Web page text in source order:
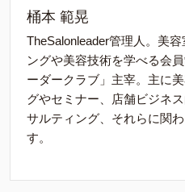
桶本 範晃
TheSalonleader管理人。美
ングや美容技術を学べる会
ーダークラブ」主宰。主に
グやセミナー、店舗ビジネ
サルティング、それらに関
す。